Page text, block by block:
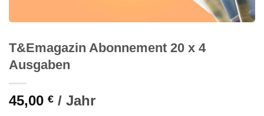
T&Emagazin Abon­ne­ment 20 x 4
Ausgaben
45,00 € / Jahr